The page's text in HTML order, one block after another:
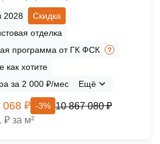
2028
Скидка
отделка
программа от ГК ФСК
как хотите
за 2 000 ₽/мес
Ещё
068 ₽ -3% 10 867 080 ₽
₽ за м²